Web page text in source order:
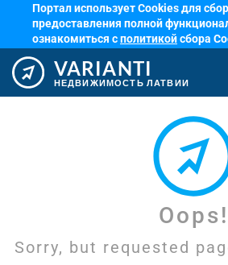
Портал использует Cookies для
предоставления полной
ознакомиться сполитикойсбора
VARIANTI
НЕДВИЖИМОСТЬ ЛАТВИИ
Oops!
Sorry, but requested